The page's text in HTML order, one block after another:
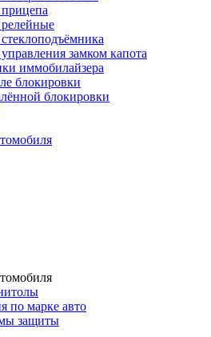
замком капота
иммобилайзера
блокировки
блокировки
по марке авто
защиты